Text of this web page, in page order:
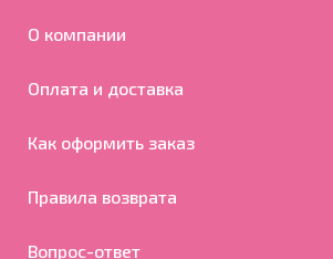
О компании
Оплата и доставка
Как оформить заказ
Правила возврата
Вопрос-ответ